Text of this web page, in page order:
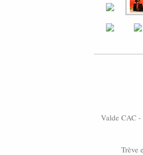
Valde CAC
Trève